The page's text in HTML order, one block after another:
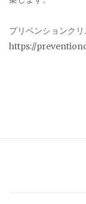
プリベンションクリ
https://